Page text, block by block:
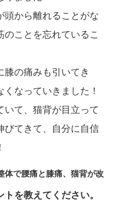
頭から離れることがな
ことを忘れているこ
膝の痛みも引いてき
なっていきました！
いて、猫背が目立って
びてきて、自分に自信
で腰痛と膝痛、猫背が改
を教えてください。